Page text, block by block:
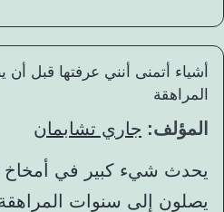
أشياء أتمنى أنني عرفتها قبل أن
المراهقة
المؤلف: جاري تشابمان
يحدث شيء كبير في أمخاخ
يصلون إلى سنوات